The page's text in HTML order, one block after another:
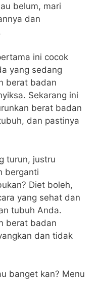
belum, mari
dan
ini cocok
yang sedang
berat badan
Sekarang ini
berat badan
dan pastinya
turun, justru
berganti
Diet boleh,
yang sehat dan
tubuh Anda.
berat badan
dan tidak
banget kan? Menu